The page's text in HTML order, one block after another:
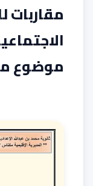
مقاربات
موضوع